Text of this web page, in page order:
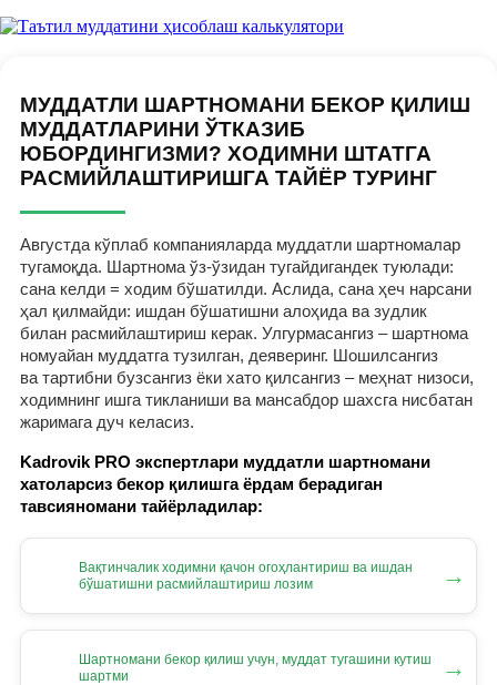
МУДДАТЛИ ШАРТНОМАНИ БЕКОР ҚИЛИШ
МУДДАТЛАРИНИ ЎТКАЗИБ
ЮБОРДИНГИЗМИ? ХОДИМНИ ШТАТГА
РАСМИЙЛАШТИРИШГА ТАЙЁР ТУРИНГ
Августда кўплаб компанияларда муддатли шартномалар
тугамоқда. Шартнома ўз-ўзидан тугайдигандек туюлади:
сана келди = ходим бўшатилди. Аслида, сана ҳеч нарсани
ҳал қилмайди: ишдан бўшатишни алоҳида ва зудлик
билан расмийлаштириш керак. Улгурмасангиз – шартнома
номуайан муддатга тузилган, деяверинг. Шошилсангиз
ва тартибни бузсангиз ёки хато қилсангиз – меҳнат низоси,
ходимнинг ишга тикланиши ва мансабдор шахсга нисбатан
жаримага дуч келасиз.
Kadrovik PRO экспертлари муддатли шартномани
хатоларсиз бекор қилишга ёрдам берадиган
тавсияномани тайёрладилар:
Вақтинчалик ходимни қачон огоҳлантириш ва ишдан
бўшатишни расмийлаштириш лозим
→
Шартномани бекор қилиш учун, муддат тугашини кутиш
шартми
→